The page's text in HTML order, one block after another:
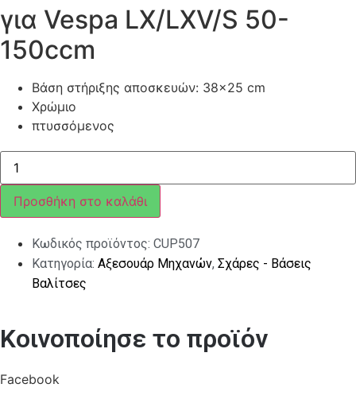
για Vespa LX/​LXV/​S 50-
150ccm
Βάση στήριξης αποσκευών: 38×25 cm
Χρώμιο
πτυσσόμενος
ΣΧΑΡΑ
ΑΝΑΔΙΠΛΟΥΜΕΝΗ
ΧΡΩΜΙΟΥ
CUPPINI
VESPA
LX
Προσθήκη στο καλάθι
Κωδικός προϊόντος: CUP507
Κατηγορία: Αξεσουάρ Μηχανών, Σχάρες - Βάσεις
Βαλίτσες
Κοινοποίησε το προϊόν
Facebook